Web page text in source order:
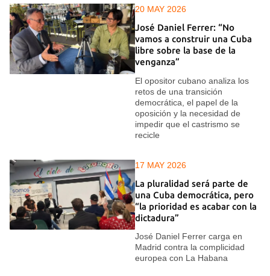
20 MAY 2026
José Daniel Ferrer: “No
vamos a construir una Cuba
libre sobre la base de la
venganza”
El opositor cubano analiza los
retos de una transición
democrática, el papel de la
oposición y la necesidad de
impedir que el castrismo se
recicle
17 MAY 2026
La pluralidad será parte de
una Cuba democrática, pero
“la prioridad es acabar con la
dictadura”
José Daniel Ferrer carga en
Madrid contra la complicidad
europea con La Habana